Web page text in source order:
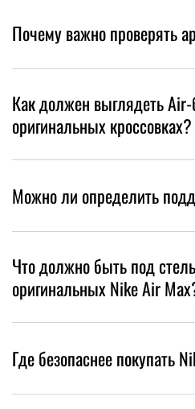
Почему важно проверять
Как должен выглядеть
оригинальных кроссовках?
Можно ли определить
Что должно быть под
оригинальных Nike Air
Где безопаснее покупать